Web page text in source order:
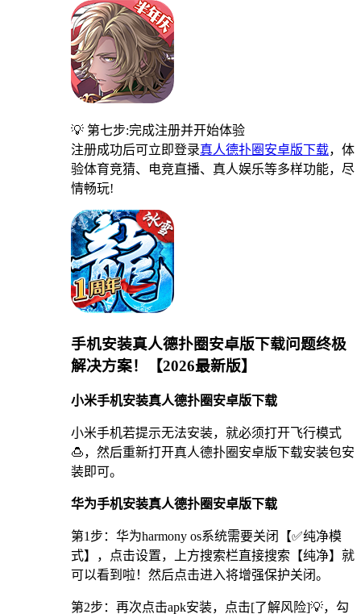
💡 第七步:完成注册并开始体验
注册成功后可立即登录真人德扑圈安卓版下载，体
验体育竞猜、电竞直播、真人娱乐等多样功能，尽
情畅玩!
手机安装真人德扑圈安卓版下载问题终极
解决方案！【2026最新版】
小米手机安装真人德扑圈安卓版下载
小米手机若提示无法安装，就必须打开飞行模式
🍮，然后重新打开真人德扑圈安卓版下载安装包安
装即可。
华为手机安装真人德扑圈安卓版下载
第1步：华为harmony os系统需要关闭【✅纯净模
式】，点击设置，上方搜索栏直接搜索【纯净】就
可以看到啦！然后点击进入将增强保护关闭。
第2步：再次点击apk安装，点击[了解风险]💡，勾